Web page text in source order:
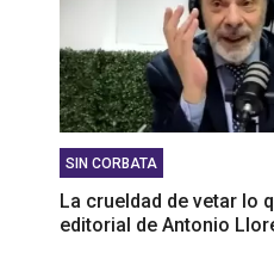
SIN CORBATA
La crueldad de vetar lo
editorial de Antonio